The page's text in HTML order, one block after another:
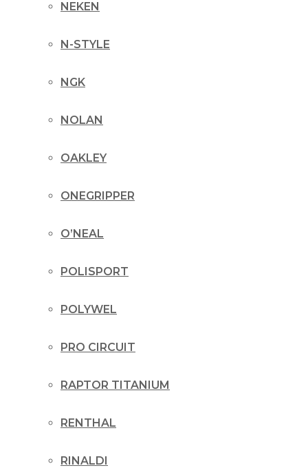
NEKEN
N-STYLE
NGK
NOLAN
OAKLEY
ONEGRIPPER
O’NEAL
POLISPORT
POLYWEL
PRO CIRCUIT
RAPTOR TITANIUM
RENTHAL
RINALDI